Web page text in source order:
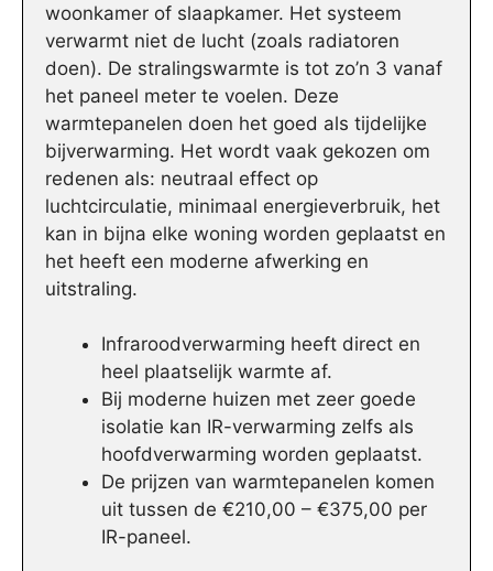
woonkamer of slaapkamer. Het systeem
verwarmt niet de lucht (zoals radiatoren
doen). De stralingswarmte is tot zo’n 3 vanaf
het paneel meter te voelen. Deze
warmtepanelen doen het goed als tijdelijke
bijverwarming. Het wordt vaak gekozen om
redenen als: neutraal effect op
luchtcirculatie, minimaal energieverbruik, het
kan in bijna elke woning worden geplaatst en
het heeft een moderne afwerking en
uitstraling.
Infraroodverwarming heeft direct en
heel plaatselijk warmte af.
Bij moderne huizen met zeer goede
isolatie kan IR-verwarming zelfs als
hoofdverwarming worden geplaatst.
De prijzen van warmtepanelen komen
uit tussen de €210,00 – €375,00 per
IR-paneel.